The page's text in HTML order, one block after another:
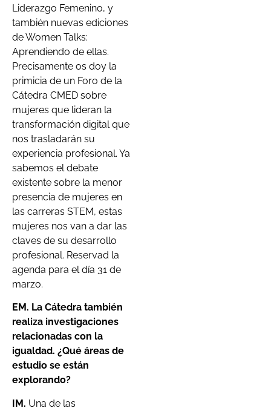
Liderazgo Femenino, y
también nuevas ediciones
de Women Talks:
Aprendiendo de ellas.
Precisamente os doy la
primicia de un Foro de la
Cátedra CMED sobre
mujeres que lideran la
transformación digital que
nos trasladarán su
experiencia profesional. Ya
sabemos el debate
existente sobre la menor
presencia de mujeres en
las carreras STEM, estas
mujeres nos van a dar las
claves de su desarrollo
profesional. Reservad la
agenda para el día 31 de
marzo.
EM. La Cátedra también
realiza investigaciones
relacionadas con la
igualdad. ¿Qué áreas de
estudio se están
explorando?
IM. Una de las